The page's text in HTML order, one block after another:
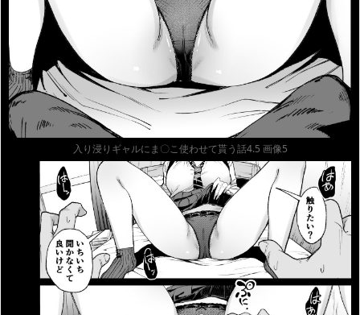
入り浸りギャルにま〇こ使わせて貰う話4.5 画像5